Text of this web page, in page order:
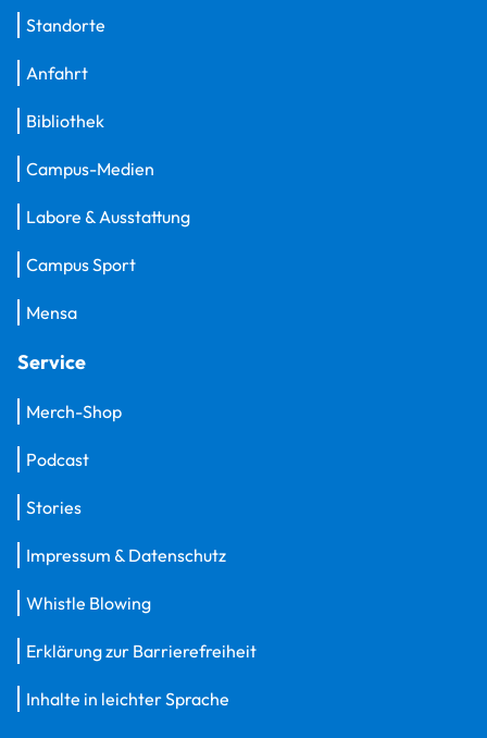
Standorte
Anfahrt
Bibliothek
Campus-Medien
Labore & Ausstattung
Campus Sport
Mensa
Service
Merch-Shop
Podcast
Stories
Impressum & Datenschutz
Whistle Blowing
Erklärung zur Barrierefreiheit
Inhalte in leichter Sprache